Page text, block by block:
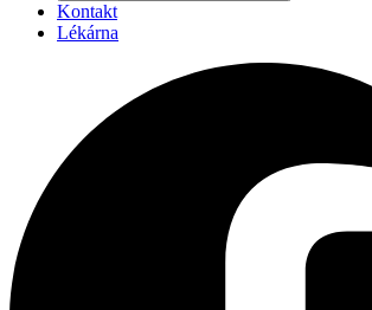
Kontakt
Lékárna